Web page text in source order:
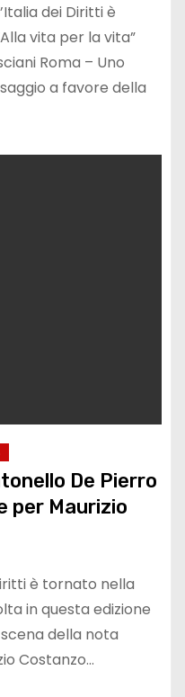
dei Diritti è
vita per la vita”
Roma – Uno
a favore della
De Pierro
per Maurizio
è tornato nella
in questa edizione
della nota
Costanzo…